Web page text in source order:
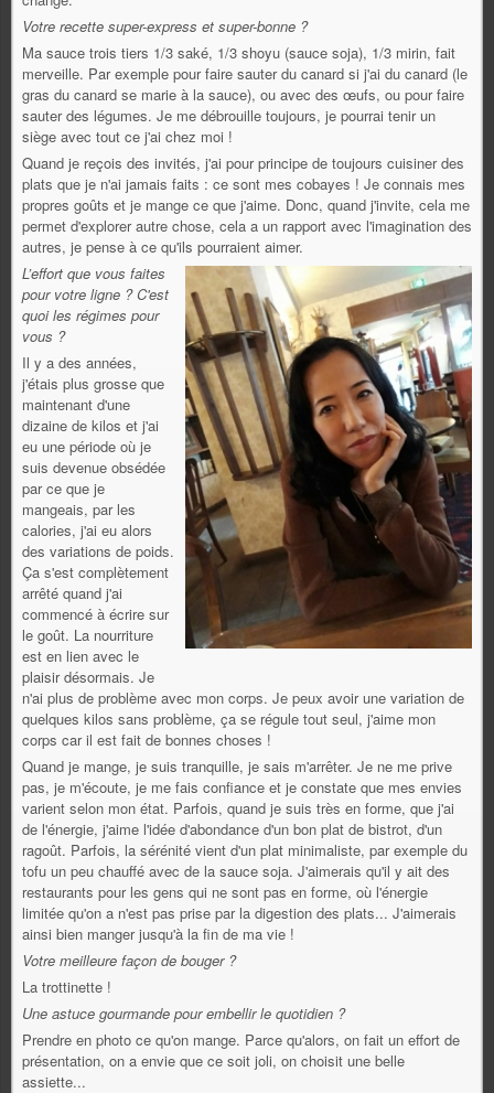
Votre recette super-express et super-bonne ?
Ma sauce trois tiers 1/3 saké, 1/3 shoyu (sauce soja), 1/3 mirin, fait
merveille. Par exemple pour faire sauter du canard si j'ai du canard (le
gras du canard se marie à la sauce), ou avec des œufs, ou pour faire
sauter des légumes. Je me débrouille toujours, je pourrai tenir un
siège avec tout ce j'ai chez moi !
Quand je reçois des invités, j'ai pour principe de toujours cuisiner des
plats que je n'ai jamais faits : ce sont mes cobayes ! Je connais mes
propres goûts et je mange ce que j'aime. Donc, quand j'invite, cela me
permet d'explorer autre chose, cela a un rapport avec l'imagination des
autres, je pense à ce qu'ils pourraient aimer.
L’effort que vous faites
pour votre ligne ? C'est
quoi les régimes pour
vous ?
Il y a des années,
j'étais plus grosse que
maintenant d'une
dizaine de kilos et j'ai
eu une période où je
suis devenue obsédée
par ce que je
mangeais, par les
calories, j'ai eu alors
des variations de poids.
Ça s'est complètement
arrêté quand j'ai
commencé à écrire sur
le goût. La nourriture
est en lien avec le
plaisir désormais. Je
n'ai plus de problème avec mon corps. Je peux avoir une variation de
quelques kilos sans problème, ça se régule tout seul, j'aime mon
corps car il est fait de bonnes choses !
Quand je mange, je suis tranquille, je sais m'arrêter. Je ne me prive
pas, je m'écoute, je me fais confiance et je constate que mes envies
varient selon mon état. Parfois, quand je suis très en forme, que j'ai
de l'énergie, j'aime l'idée d'abondance d'un bon plat de bistrot, d'un
ragoût. Parfois, la sérénité vient d'un plat minimaliste, par exemple du
tofu un peu chauffé avec de la sauce soja. J'aimerais qu'il y ait des
restaurants pour les gens qui ne sont pas en forme, où l'énergie
limitée qu'on a n'est pas prise par la digestion des plats... J'aimerais
ainsi bien manger jusqu'à la fin de ma vie !
Votre meilleure façon de bouger ?
La trottinette !
Une astuce gourmande pour embellir le quotidien ?
Prendre en photo ce qu'on mange. Parce qu'alors, on fait un effort de
présentation, on a envie que ce soit joli, on choisit une belle
assiette...